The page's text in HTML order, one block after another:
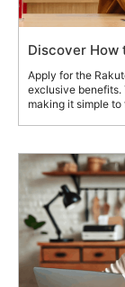
Discover How
Apply for the
exclusive benefits.
making it simple to